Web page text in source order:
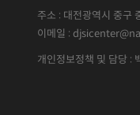
주소 : 대전광역시 중구
이메일 :
개인정보정책 및 담당 :